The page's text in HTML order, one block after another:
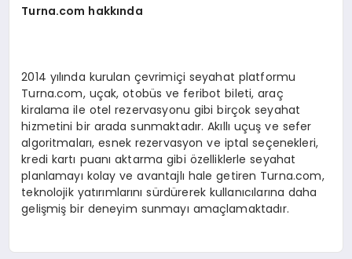
Turna.com hakkında
2014 yılında kurulan çevrimiçi seyahat platformu
Turna.com, uçak, otobüs ve feribot bileti, araç
kiralama ile otel rezervasyonu gibi birçok seyahat
hizmetini bir arada sunmaktadır. Akıllı uçuş ve sefer
algoritmaları, esnek rezervasyon ve iptal seçenekleri,
kredi kartı puanı aktarma gibi özelliklerle seyahat
planlamayı kolay ve avantajlı hale getiren Turna.com,
teknolojik yatırımlarını sürdürerek kullanıcılarına daha
gelişmiş bir deneyim sunmayı amaçlamaktadır.